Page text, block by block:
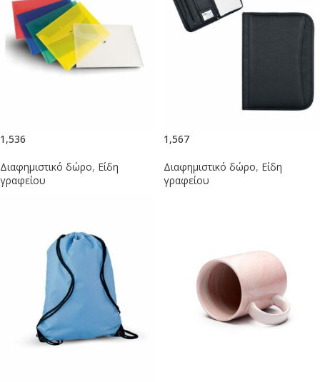
1,536
Διαφημιστικό δώρο, Είδη
γραφείου
1,567
Διαφημιστικό δώρο, Είδη
γραφείου